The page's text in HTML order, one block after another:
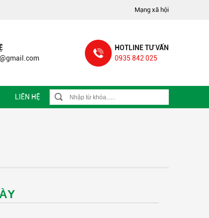
Thạnh Lộc, Q12, Tp Hồ Chí Minh Hotline : 0935 842 02
Mạng xã hội
HOTLINE TƯ VẤN
0935 842 025
LIÊN HỆ